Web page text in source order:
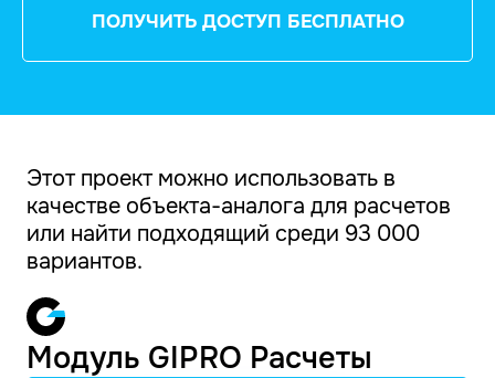
ПОЛУЧИТЬ ДОСТУП БЕСПЛАТНО
Этот проект можно использовать в
качестве объекта-аналога для расчетов
или найти подходящий среди 93 000
вариантов.
Модуль GIPRO Расчеты